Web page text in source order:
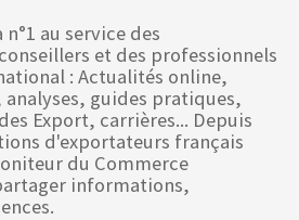
au service des
et des professionnels
: Actualités online,
guides pratiques,
Export, carrières... Depuis
d'exportateurs français
du Commerce
informations,